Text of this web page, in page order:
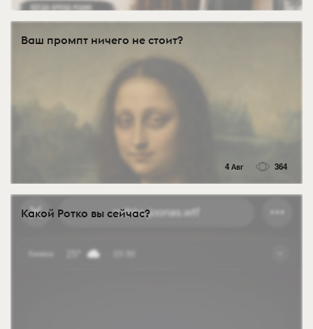
Ваш промпт ничего не стоит?
4 Авг 364
Какой Ротко вы сейчас?